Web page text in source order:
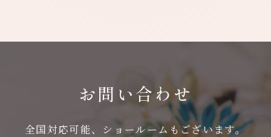
お問い合わせ
全国対応可能、ショールームもございます。